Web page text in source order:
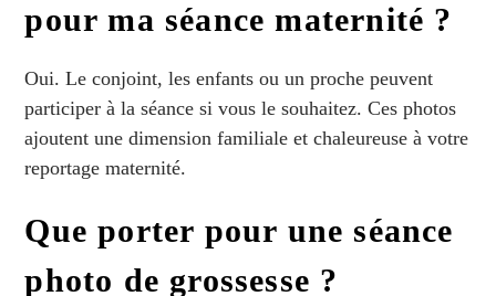
pour ma séance maternité ?
Oui. Le conjoint, les enfants ou un proche peuvent
participer à la séance si vous le souhaitez. Ces photos
ajoutent une dimension familiale et chaleureuse à votre
reportage maternité.
Que porter pour une séance
photo de grossesse ?